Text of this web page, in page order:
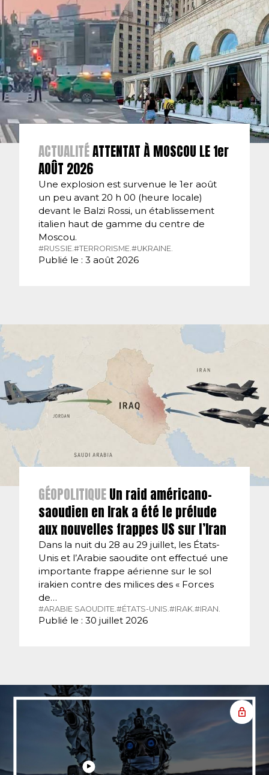
ACTUALITÉATTENTAT À MOSCOU LE 1er
AOÛT 2026
Une explosion est survenue le 1er août
un peu avant 20 h 00 (heure locale)
devant le Balzi Rossi, un établissement
italien haut de gamme du centre de
Moscou.
#RUSSIE.#TERRORISME.#UKRAINE.
Publié le : 3 août 2026
GÉOPOLITIQUEUn raid américano-
saoudien en Irak a été le prélude
aux nouvelles frappes US sur l’Iran
Dans la nuit du 28 au 29 juillet, les États-
Unis et l’Arabie saoudite ont effectué une
importante frappe aérienne sur le sol
irakien contre des milices des « Forces
de…
#ARABIE SAOUDITE. #ÉTATS-UNIS. #IRAK. #IRAN.
Publié le : 30 juillet 2026